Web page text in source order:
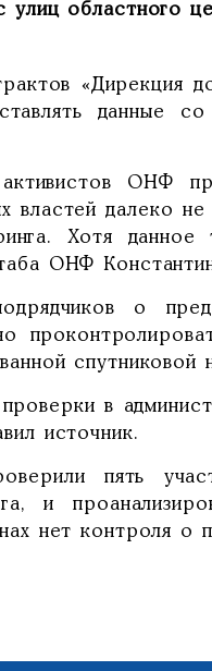
улиц областного
«Дирекция
данные
ОНФ
властей далеко
Хотя данное
ОНФ
о
спутниковой
в
источник.
пять
и
нет контроля о